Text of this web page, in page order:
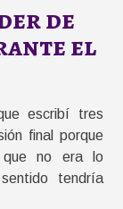
de
el
escribí tres
final porque
que no era lo
tendría